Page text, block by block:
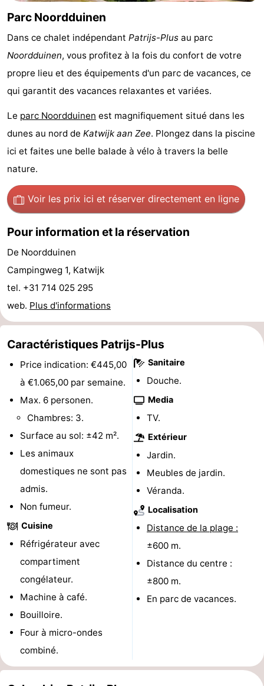
jeux
intérieures
de
bien-
Villages
&
Nature
-
Piscines
-
Faire
du
vélo
-
Randonnée
-
Équitation
-
Terrains
de
-
Surfen
-
Sportive
Equitation
Boire
manger
Pratiques
Forum
Route
-
Stationnement
Adresses
Médicales
Région
Septentrionale
-
Schoorlse
Bergen
Zee
-
Alkmaar
Parc Noordduinen
Dans ce chalet indépendant Patrijs-Plus au parc
Noordduinen, vous profitez à la fois du confort de votre
propre lieu et des équipements d'un parc de vacances, ce
qui garantit des vacances relaxantes et variées.
Le parc Noordduinen est magnifiquement situé dans les
dunes au nord de Katwijk aan Zee. Plongez dans la piscine
ici et faites une belle balade à vélo à travers la belle
nature.
Voir les prix ici et réserver directement en ligne
Pour information et la réservation
De Noordduinen
Campingweg 1, Katwijk
tel. +31 714 025 295
web. Plus d'informations
Caractéristiques Patrijs-Plus
Price indication: €445,00
à €1.065,00 par semaine.
Max. 6 personen.
Chambres: 3.
Surface au sol: ±42 m².
Les animaux
domestiques ne sont pas
admis.
Non fumeur.
Cuisine
Réfrigérateur avec
compartiment
congélateur.
Machine à café.
Bouilloire.
Four à micro-ondes
combiné.
Sanitaire
Douche.
Media
TV.
Extérieur
Jardin.
Meubles de jardin.
Véranda.
Localisation
Distance de la plage :
±600 m.
Distance du centre :
±800 m.
En parc de vacances.